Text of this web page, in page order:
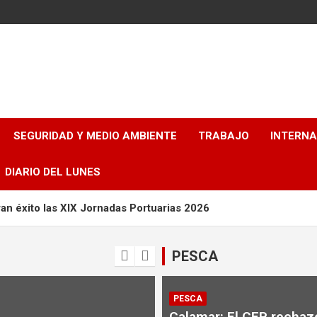
SEGURIDAD Y MEDIO AMBIENTE TRABAJO
DIARIO DEL LUNES
éxito las XIX Jornadas Portuarias 2026
del peaje en la Vía Navegable Troncal
del Río de la Plata (CARP) firmó el contrato para el
PESCA
PESCA